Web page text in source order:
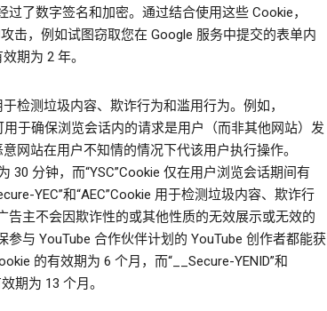
了数字签名和加密。通过结合使用这些 Cookie，
击，例如试图窃取您在 Google 服务中提交的表单内
期为 2 年。
检测垃圾内容、欺诈行为和滥用行为。例如，
用于确保浏览会话内的请求是用户（而非其他网站）发
网站在用户不知情的情况下代该用户执行操作。
30 分钟，而“YSC”Cookie 仅在用户浏览会话期间有
YEC”和“AEC”Cookie 用于检测垃圾内容、欺诈行
告主不会因欺诈性的或其他性质的无效展示或无效的
参与 YouTube 合作伙伴计划的 YouTube 创作者都能获
的有效期为 6 个月，而“__Secure-YENID”和
期为 13 个月。